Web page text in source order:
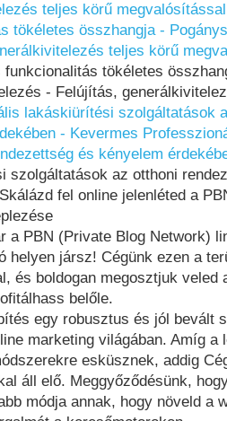
teljes körű megvalósítással
tökéletes összhangja -
teljes körű
funkcionalitás tökéletes
- Felújítás,
lakáskiürítési szolgáltatások
- Kevermes
és kényelem
szolgáltatások az otthoni
fel online jelenléted a
a PBN (Private Blog Network)
helyen jársz! Cégünk ezen a
és boldogan megosztjuk veled
belőle.
egy robusztus és jól bevált
marketing világában. Amíg a
esküsznek, addig
áll elő. Meggyőződésünk,
módja annak, hogy növeld a